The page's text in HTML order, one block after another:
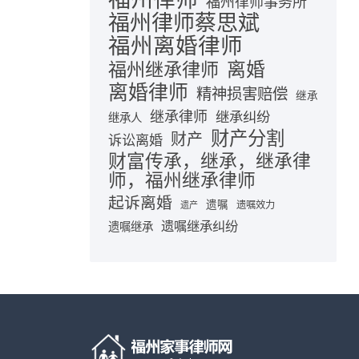
福州律师蔡思斌
福州离婚律师
福州继承律师 离婚
离婚律师 精神损害赔偿 继承
继承人 继承律师 继承纠纷
诉讼离婚 财产 财产分割
财富传承，继承，继承律
师，福州继承律师
起诉离婚 遗产 遗嘱 遗嘱效力
遗嘱继承 遗嘱继承纠纷